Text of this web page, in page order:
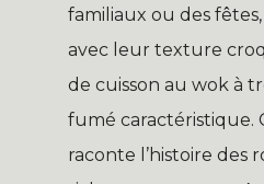
familiaux ou des
avec leur texture
de cuisson au wok à
fumé caractéristique.
raconte l’histoire des